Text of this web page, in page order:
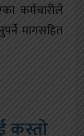
कर्मचारीले
मागसहित
कस्तो